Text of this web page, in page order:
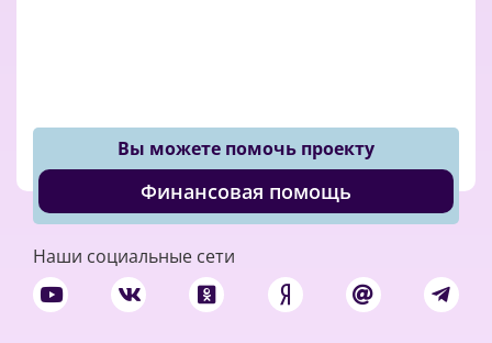
Вы можете помочь проекту
Финансовая помощь
Наши социальные сети